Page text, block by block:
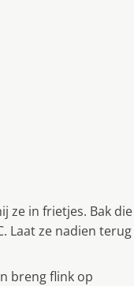
ze in frietjes. Bak die
Laat ze nadien terug
breng flink op